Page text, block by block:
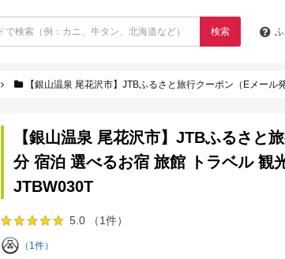
検索
【銀山温泉 尾花沢市】JTBふるさと旅行クーポン（Eメール発行）30,000
【銀山温泉 尾花沢市】JTBふるさと
分 宿泊 選べるお宿 旅館 トラベル 観
JTBW030T
5.0 （1件）
（1件）